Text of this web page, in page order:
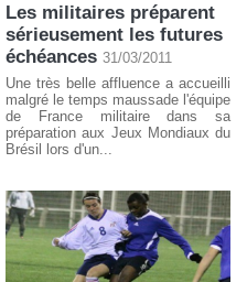
Les militaires préparent
sérieusement les futures
échéances 31/03/2011
Une très belle affluence a accueilli
malgré le temps maussade l'équipe
de France militaire dans sa
préparation aux Jeux Mondiaux du
Brésil lors d'un...